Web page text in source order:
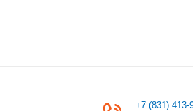
+7 (831) 413-